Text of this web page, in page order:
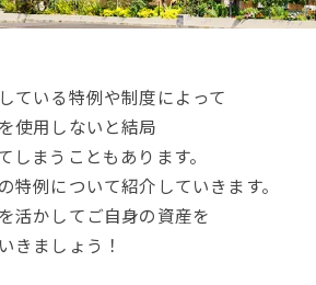
ている特例や制度によって
使用しないと結局
しまうこともあります。
特例について紹介していきます。
活かしてご自身の資産を
きましょう！